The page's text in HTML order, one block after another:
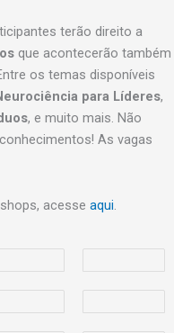
terão direito a
que acontecerão também
os temas disponíveis
para Líderes,
, e muito mais. Não
As vagas
acesse aqui.